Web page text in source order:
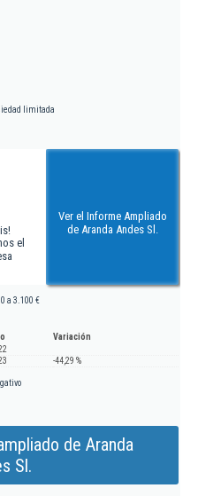
limitada
el
Ver el Informe Ampliado
de Aranda Andes Sl.
0 a 3.100 €
Variación
-44,29 %
de Aranda
Sl.